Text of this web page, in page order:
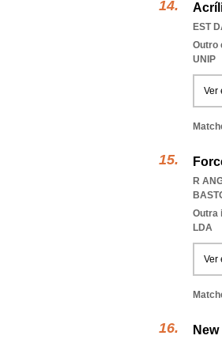
EST
Outro
UNIP
Ver
R
Outra
LDA
Ver